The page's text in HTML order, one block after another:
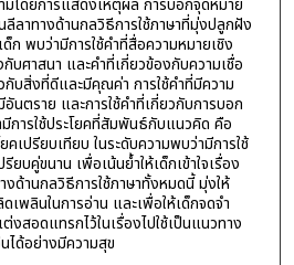
มโดยการแสดงเหตุผล การบอกจุดหมาย
ลีลาทางด้านกลวิธีการใช้ภาษาที่มุ่งปลูกฝัง
พบว่ามีการใช้คำที่สื่อความหมายเชิง
ศาสนา และคำที่เกี่ยวข้องกับความเชื่อ
กับสิ่งที่ดีและมีคุณค่า การใช้คำที่มีความ
นตราย และการใช้คำที่เกี่ยวกับการบอก
มีการใช้ประโยคที่สัมพันธ์กับแนวคิด คือ
เปรียบเทียบ ในระดับความพบว่ามีการใช้
ยบคู่ขนาน เพื่อเน้นย้ำให้เด็กเข้าใจเรื่อง
ด้านกลวิธีการใช้ภาษาทั้งหมดนี้ มุ่งให้
เพลินในการอ่าน และเพื่อให้เด็กจดจำ
สอดแทรกไว้ในเรื่องไปใช้เป็นแนวทาง
ได้อย่างมีความสุข